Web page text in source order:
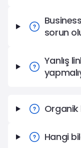
sorun
Yanlış
Organik
Hangi